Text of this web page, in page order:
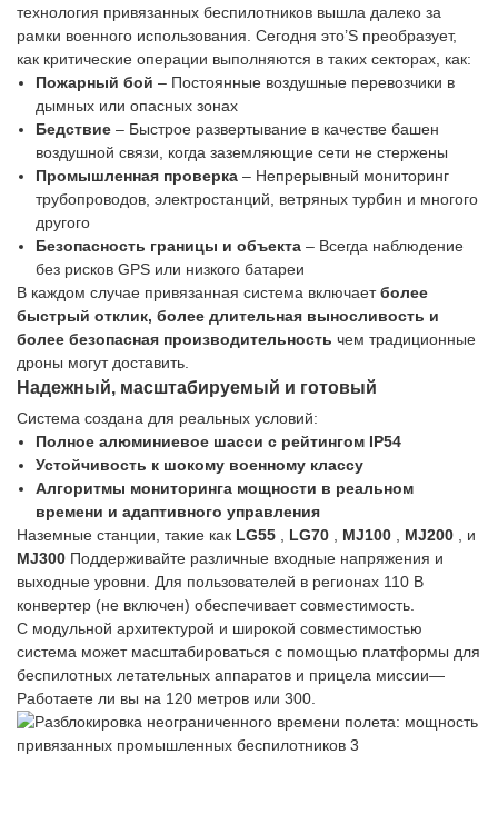
технология привязанных беспилотников вышла далеко за
рамки военного использования. Сегодня это’S преобразует,
как критические операции выполняются в таких секторах, как:
Пожарный бой – Постоянные воздушные перевозчики в
дымных или опасных зонах
Бедствие – Быстрое развертывание в качестве башен
воздушной связи, когда заземляющие сети не стержены
Промышленная проверка – Непрерывный мониторинг
трубопроводов, электростанций, ветряных турбин и многого
другого
Безопасность границы и объекта – Всегда наблюдение
без рисков GPS или низкого батареи
В каждом случае привязанная система включаетболее
быстрый отклик, более длительная выносливость и
более безопасная производительность чем традиционные
дроны могут доставить.
Надежный, масштабируемый и готовый
Система создана для реальных условий:
Полное алюминиевое шасси с рейтингом IP54
Устойчивость к шокому военному классу
Алгоритмы мониторинга мощности в реальном
времени и адаптивного управления
Наземные станции, такие как LG55 , LG70 , MJ100 , MJ200 , и
MJ300 Поддерживайте различные входные напряжения и
выходные уровни. Для пользователей в регионах 110 В
конвертер (не включен) обеспечивает совместимость.
С модульной архитектурой и широкой совместимостью
система может масштабироваться с помощью платформы для
беспилотных летательных аппаратов и прицела миссии—
Работаете ли вы на 120 метров или 300.